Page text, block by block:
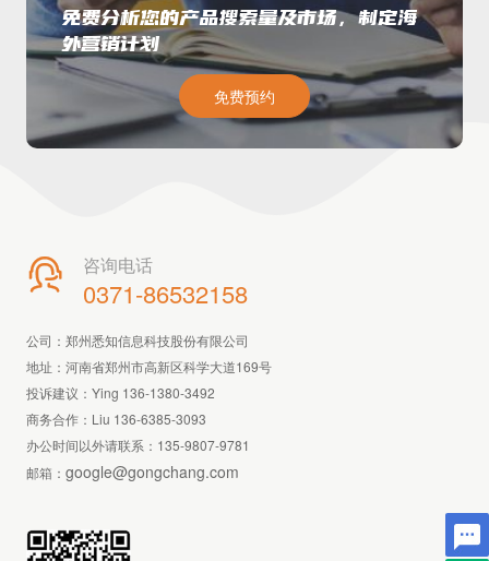
免费分析您的产品搜索量及市场，制定海
外营销计划
免费预约
 咨询电话
0371-86532158
公司：郑州悉知信息科技股份有限公司
地址：河南省郑州市高新区科学大道169号
投诉建议：Ying 136-1380-3492
商务合作：Liu 136-6385-3093
办公时间以外请联系： 135-9807-9781
邮箱： google@gongchang.com